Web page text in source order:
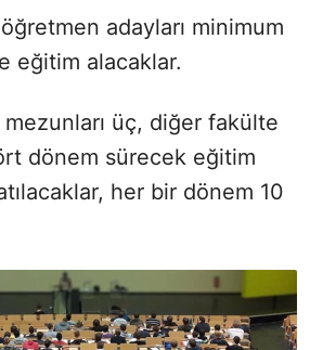
adayları minimum
eğitim alacaklar.
üç, diğer fakülte
dönem sürecek eğitim
her bir dönem 10